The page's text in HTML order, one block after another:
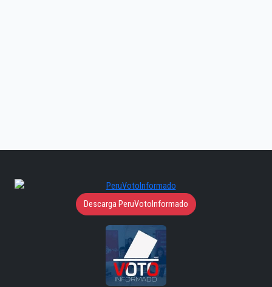
Descarga PeruVotoInformado